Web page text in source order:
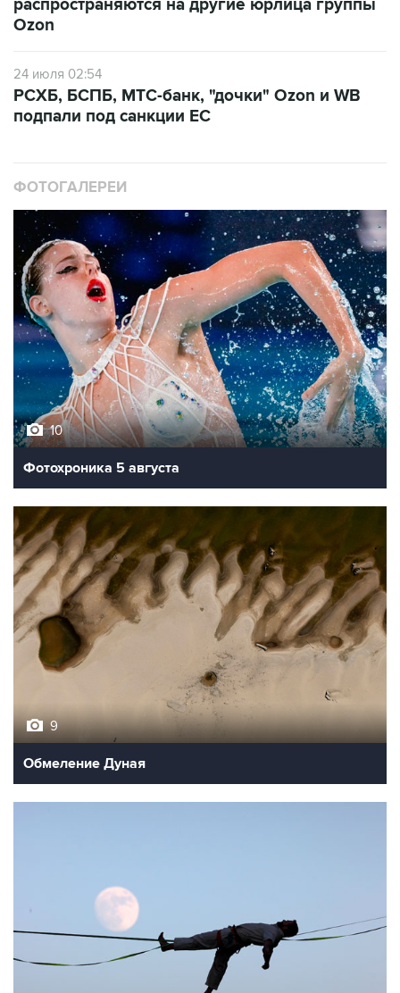
подпали под санкции ЕС
10
Фотохроника 5 августа
Обмеление Дуная